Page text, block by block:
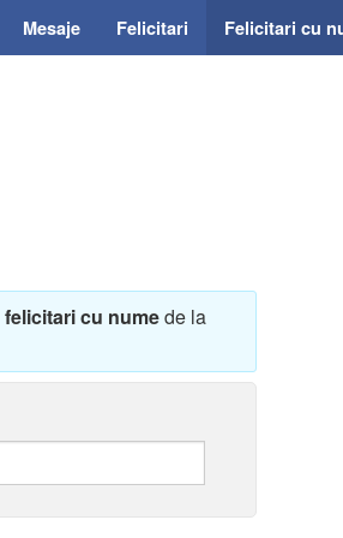
Mesaje Felicitari Felicitari cu
felicitari cu numede la